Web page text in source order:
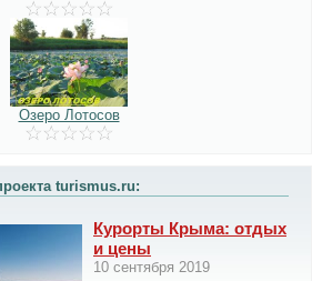
Озеро Лотосов
turismus.ru:
Курорты Крыма: отдых
и цены
10 сентября 2019